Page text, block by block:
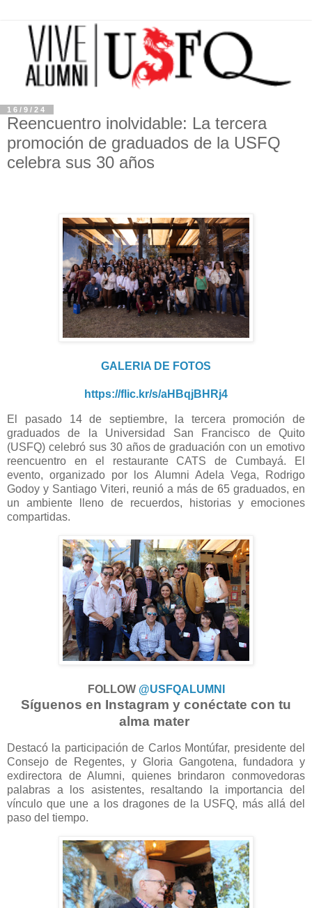
16/9/24
Reencuentro inolvidable: La tercera
promoción de graduados de la USFQ
celebra sus 30 años
GALERIA DE FOTOS
https://flic.kr/s/aHBqjBHRj4
El pasado 14 de septiembre, la tercera promoción de
graduados de la Universidad San Francisco de Quito
(USFQ) celebró sus 30 años de graduación con un emotivo
reencuentro en el restaurante CATS de Cumbayá. El
evento, organizado por los Alumni Adela Vega, Rodrigo
Godoy y Santiago Viteri, reunió a más de 65 graduados, en
un ambiente lleno de recuerdos, historias y emociones
compartidas.
FOLLOW @USFQALUMNI
Síguenos en Instagram y conéctate con tu
alma mater
Destacó la participación de Carlos Montúfar, presidente del
Consejo de Regentes, y Gloria Gangotena, fundadora y
exdirectora de Alumni, quienes brindaron conmovedoras
palabras a los asistentes, resaltando la importancia del
vínculo que une a los dragones de la USFQ, más allá del
paso del tiempo.